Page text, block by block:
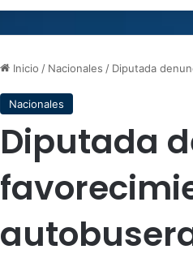
Inicio / Nacionales / Diputada
Nacionales
Diputada